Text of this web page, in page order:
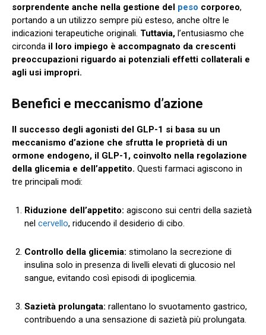
sorprendente anche nella gestione del peso corporeo,
portando a un utilizzo sempre più esteso, anche oltre le
indicazioni terapeutiche originali. Tuttavia, l’entusiasmo che
circonda il loro impiego è accompagnato da crescenti
preoccupazioni riguardo ai potenziali effetti collaterali e
agli usi impropri.
Benefici e meccanismo d’azione
Il successo degli agonisti del GLP-1 si basa su un
meccanismo d’azione che sfrutta le proprietà di un
ormone endogeno, il GLP-1, coinvolto nella regolazione
della glicemia e dell’appetito. Questi farmaci agiscono in
tre principali modi:
Riduzione dell’appetito: agiscono sui centri della sazietà
nel cervello, riducendo il desiderio di cibo.
Controllo della glicemia: stimolano la secrezione di
insulina solo in presenza di livelli elevati di glucosio nel
sangue, evitando così episodi di ipoglicemia.
Sazietà prolungata: rallentano lo svuotamento gastrico,
contribuendo a una sensazione di sazietà più prolungata.